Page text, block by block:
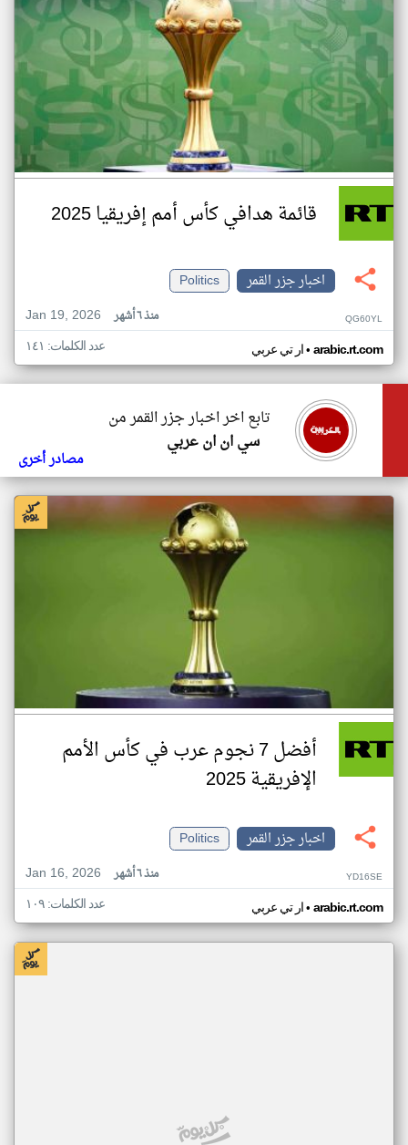
قائمة هدافي كأس أمم إفريقيا 2025
اخبار جزر القمر
Politics
Jan 19, 2026
منذ ٦ أشهر QG60YL
ار تي عربي• arabic.rt.com عدد الكلمات: ١٤١
تابع اخر اخبار جزر القمر من
سي ان ان عربي
مصادر أخرى
أفضل 7 نجوم عرب في كأس الأمم
الإفريقية 2025
اخبار جزر القمر
Politics
Jan 16, 2026
منذ ٦ أشهر YD16SE
ار تي عربي• arabic.rt.com عدد الكلمات: ١٠٩